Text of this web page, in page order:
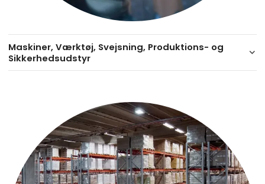
Maskiner, Værktøj, Svejsning, Produktions- og
Sikkerhedsudstyr
keyboard_arrow_down